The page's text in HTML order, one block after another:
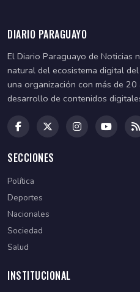
DIARIO PARAGUAYO
El Diario Paraguayo de Noticias
natural del ecosistema digital
una organización con más de
desarrollo de contenidos
SECCIONES
Política
Deportes
Nacionales
Sociedad
Salud
INSTITUCIONAL